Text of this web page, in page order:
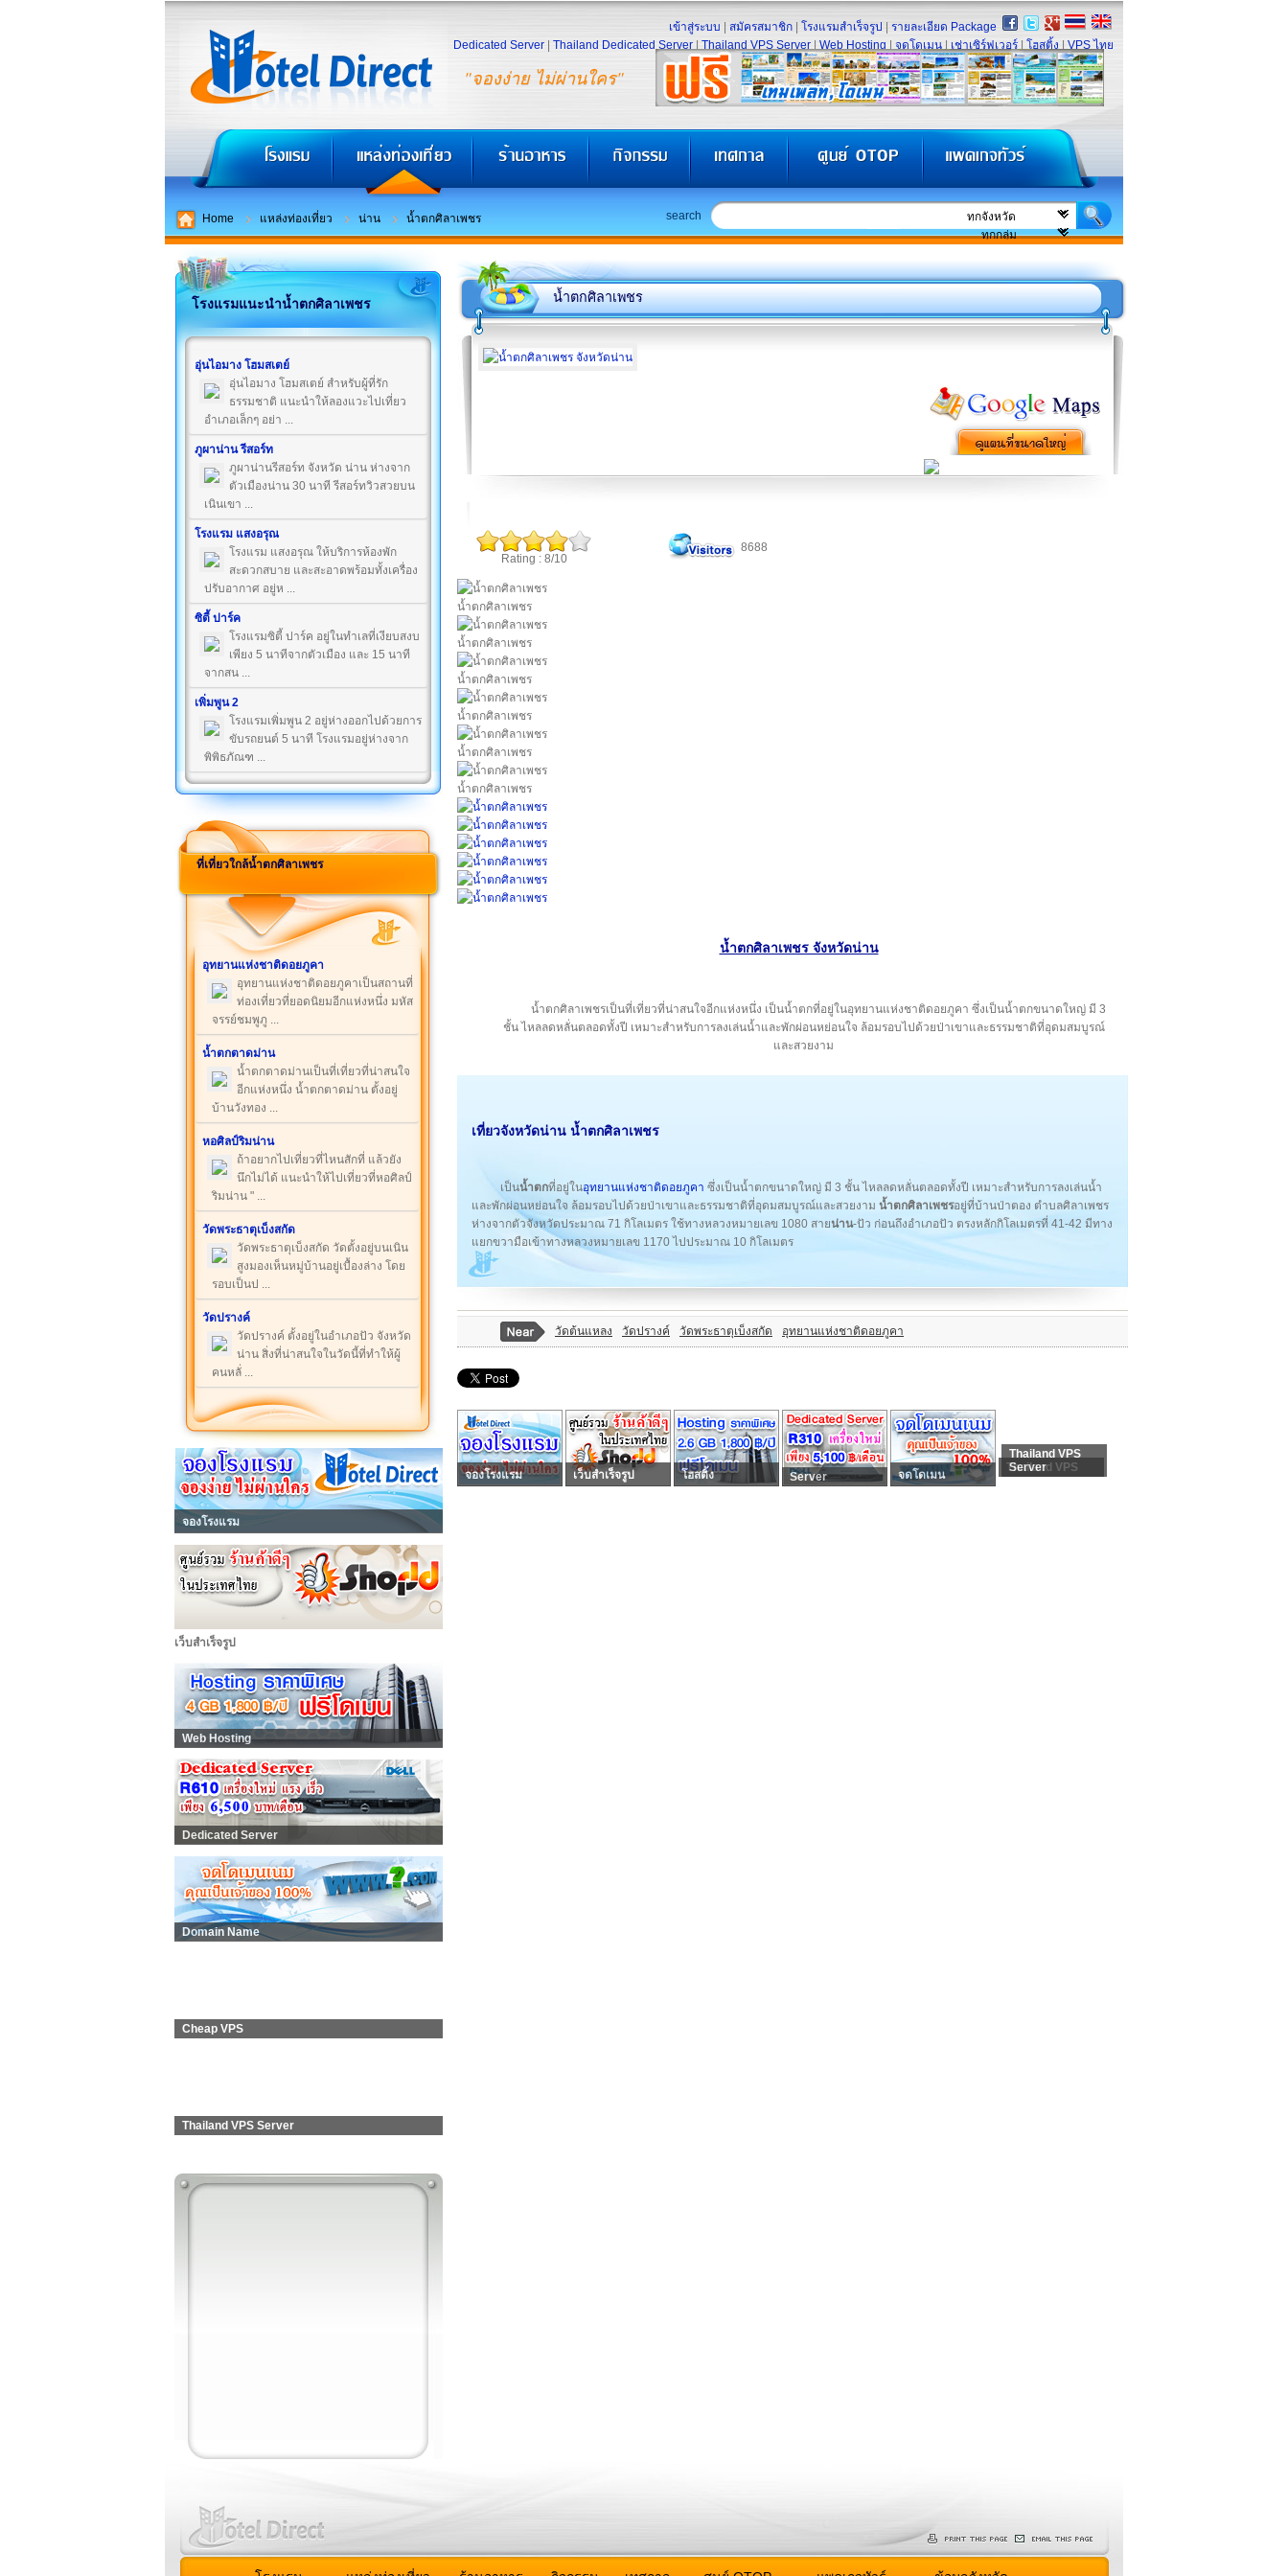
"จองง่าย ไม่ผ่านใคร"
เข้าสู่ระบบ สมัครสมาชิก โรงแรมสำเร็จรูป
รายละเอียด Package
Dedicated Server
Thailand Dedicated Server Thailand VPS Server Web Hosting จดโดเมน เช่าเซิร์ฟเวอร์ โฮสติ้ง VPS ไทย
Home แหล่งท่องเที่ยว น่าน น้ำตกศิลาเพชร search
โรงแรมแนะนำน้ำตกศิลาเพชร
อุ่นไอมาง โฮมสเตย์
อุ่นไอมาง โฮมสเตย์ สำหรับผู้ที่รัก
ธรรมชาติ แนะนำให้ลองแวะไปเที่ยว
อำเภอเล็กๆ อย่า ...
ภูผาน่าน รีสอร์ท
ภูผาน่านรีสอร์ท จังหวัด น่าน ห่างจาก
ตัวเมืองน่าน 30 นาที รีสอร์ทวิวสวยบน
เนินเขา ...
โรงแรม แสงอรุณ
โรงแรม แสงอรุณ ให้บริการห้องพัก
สะดวกสบาย และสะอาดพร้อมทั้งเครื่อง
ปรับอากาศ อยู่ห ...
ซิตี้ ปาร์ค
โรงแรมซิตี้ ปาร์ค อยู่ในทำเลที่เงียบสงบ
เพียง 5 นาทีจากตัวเมือง และ 15 นาที
จากสน ...
เพิ่มพูน 2
โรงแรมเพิ่มพูน 2 อยู่ห่างออกไปด้วยการ
ขับรถยนต์ 5 นาที โรงแรมอยู่ห่างจาก
พิพิธภัณฑ ...
ที่เที่ยวใกล้น้ำตกศิลาเพชร
อุทยานแห่งชาติดอยภูคา
อุทยานแห่งชาติดอยภูคาเป็นสถานที่
ท่องเที่ยวที่ยอดนิยมอีกแห่งหนึ่ง มหัส
จรรย์ชมพูภู ...
น้ำตกตาดม่าน
น้ำตกตาดม่านเป็นที่เที่ยวที่น่าสนใจ
อีกแห่งหนึ่ง น้ำตกตาดม่าน ตั้งอยู่
บ้านวังทอง ...
หอศิลป์ริมน่าน
ถ้าอยากไปเที่ยวที่ไหนสักที่ แล้วยัง
นึกไม่ได้ แนะนำให้ไปเที่ยวที่หอศิลป์
ริมน่าน " ...
วัดพระธาตุเบ็งสกัด
วัดพระธาตุเบ็งสกัด วัดตั้งอยู่บนเนิน
สูงมองเห็นหมู่บ้านอยู่เบื้องล่าง โดย
รอบเป็นป ...
วัดปรางค์
วัดปรางค์ ตั้งอยู่ในอำเภอปัว จังหวัด
น่าน สิ่งที่น่าสนใจในวัดนี้ที่ทำให้ผู้
คนหลั่ ...
จองโรงแรม
เว็บสำเร็จรูป
Web Hosting
Dedicated Server
Domain Name
Cheap VPS
Thailand VPS Server
น้ำตกศิลาเพชร
Rating : 8/10
8688
น้ำตกศิลาเพชร
น้ำตกศิลาเพชร
น้ำตกศิลาเพชร
น้ำตกศิลาเพชร
น้ำตกศิลาเพชร
น้ำตกศิลาเพชร
น้ำตกศิลาเพชร จังหวัดน่าน
น้ำตกศิลาเพชรเป็นที่เที่ยวที่น่าสนใจอีกแห่งหนึ่ง เป็นน้ำตกที่อยู่ในอุทยานแห่งชาติดอยภูคา ซึ่งเป็นน้ำตกขนาดใหญ่ มี 3
ชั้น ไหลลดหลั่นตลอดทั้งปี เหมาะสำหรับการลงเล่นน้ำและพักผ่อนหย่อนใจ ล้อมรอบไปด้วยป่าเขาและธรรมชาติที่อุดมสมบูรณ์
และสวยงาม
เที่ยวจังหวัดน่าน น้ำตกศิลาเพชร
เป็นน้ำตกที่อยู่ในอุทยานแห่งชาติดอยภูคา ซึ่งเป็นน้ำตกขนาดใหญ่ มี 3 ชั้น ไหลลดหลั่นตลอดทั้งปี เหมาะสำหรับการลงเล่นน้ำ
และพักผ่อนหย่อนใจ ล้อมรอบไปด้วยป่าเขาและธรรมชาติที่อุดมสมบูรณ์และสวยงาม น้ำตกศิลาเพชรอยู่ที่บ้านป่าตอง ตำบลศิลาเพชร
ห่างจากตัวจังหวัดประมาณ 71 กิโลเมตร ใช้ทางหลวงหมายเลข 1080 สายน่าน-ปัว ก่อนถึงอำเภอปัว ตรงหลักกิโลเมตรที่ 41-42 มีทาง
แยกขวามือเข้าทางหลวงหมายเลข 1170 ไปประมาณ 10 กิโลเมตร
วัดต้นแหลง วัดปรางค์ วัดพระธาตุเบ็งสกัด อุทยานแห่งชาติดอยภูคา
จองโรงแรม เว็บสำเร็จรูป โฮสติ้ง Server จดโดเมน
Thailand VPS
Thailand VPS
Server